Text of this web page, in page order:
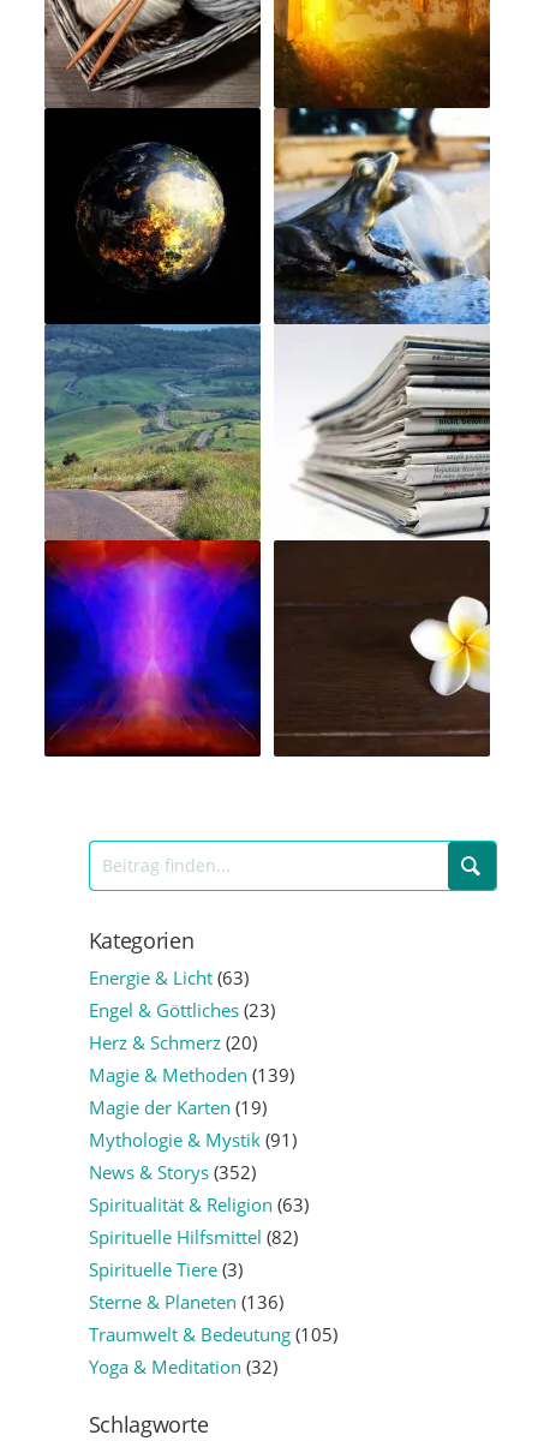
Kategorien
Energie & Licht(63)
Engel & Göttliches(23)
Herz & Schmerz(20)
Magie & Methoden (139)
Magie der Karten (19)
Mythologie & Mystik(91)
News & Storys(352)
Spiritualität & Religion (63)
Spirituelle Hilfsmittel (82)
Spirituelle Tiere(3)
Sterne & Planeten (136)
Traumwelt & Bedeutung(105)
Yoga & Meditation (32)
Schlagworte